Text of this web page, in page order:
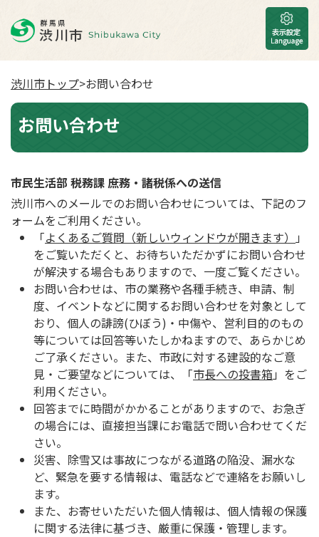
渋川市トップ>お問い合わせ
お問い合わせ
市民生活部 税務課 庶務・諸税係への送信
渋川市へのメールでのお問い合わせについては、下記のフ
ォームをご利用ください。
「よくあるご質問（新しいウィンドウが開きます）
」
をご覧いただくと、お待ちいただかずにお問い合わせ
が解決する場合もありますので、一度ご覧ください。
お問い合わせは、市の業務や各種手続き、申請、制
度、イベントなどに関するお問い合わせを対象として
おり、個人の誹謗(ひぼう)・中傷や、営利目的のもの
等については回答等いたしかねますので、あらかじめ
ご了承ください。また、市政に対する建設的なご意
見・ご要望などについては、「市長への投書箱」をご
利用ください。
回答までに時間がかかることがありますので、お急ぎ
の場合には、直接担当課にお電話で問い合わせてくだ
さい。
災害、除雪又は事故につながる道路の陥没、漏水な
ど、緊急を要する情報は、電話などで連絡をお願いし
ます。
また、お寄せいただいた個人情報は、個人情報の保護
に関する法律に基づき、厳重に保護・管理します。